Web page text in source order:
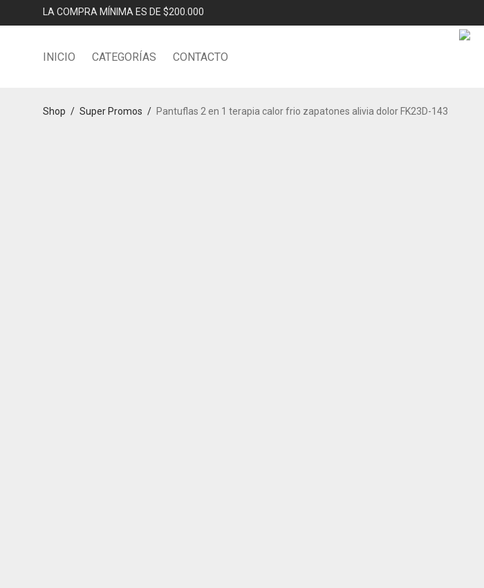
LA COMPRA MÍNIMA ES DE $200.000
INICIO CATEGORÍAS CONTACTO
Shop / Super Promos / Pantuflas 2 en 1 terapia calor frio zapatones alivia dolor FK23D-143